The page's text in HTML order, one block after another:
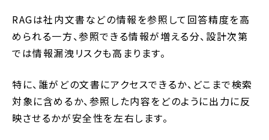
RAGは社内文書などの情報を参照して回答精度を高
められる一方、参照できる情報が増える分、設計次第
では情報漏洩リスクも高まります。
特に、誰がどの文書にアクセスできるか、どこまで検索
対象に含めるか、参照した内容をどのように出力に反
映させるかが安全性を左右します。